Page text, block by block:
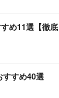
め11選【徹底
すすめ40選